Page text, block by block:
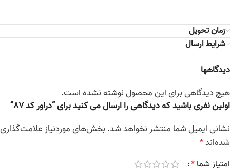
زمان تحویل
شرایط ارسال
دیدگاهها
هیچ دیدگاهی برای این محصول نوشته نشده است.
اولین نفری باشید که دیدگاهی را ارسال می کنید برای “دراور کد 87”
نشانی ایمیل شما منتشر نخواهد شد. بخش‌های موردنیاز علامت‌گذاری
شده‌اند*
امتیاز شما*